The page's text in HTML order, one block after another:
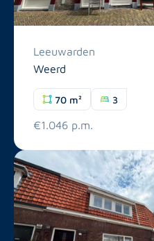
Leeuwarden
Weerd
70 m² 3
€1.046 p.m.